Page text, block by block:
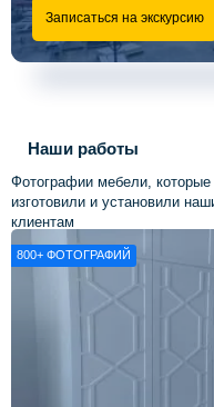
Записаться на экскурсию
Наши работы
Фотографии мебели,
изготовили и установили
клиентам
800+ ФОТОГРАФИЙ